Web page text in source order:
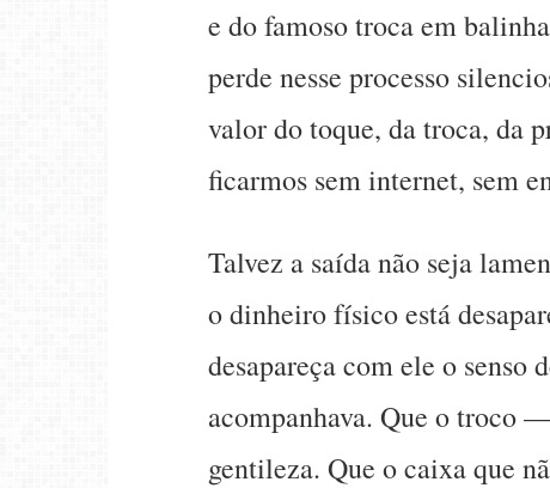
e do famoso troca em
perde nesse processo
valor do toque, da troca, da
ficarmos sem internet, sem
Talvez a saída não seja
o dinheiro físico está
desapareça com ele o senso
acompanhava. Que o troco
gentileza. Que o caixa que